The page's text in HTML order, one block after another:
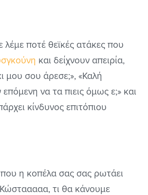
λέμε ποτέ θεϊκές ατάκες που
και δείχνουν απειρία,
μου σου άρεσε;», «Καλή
να τα πιεις όμως ε;» και
κίνδυνος επιτόπιου
η κοπέλα σας σας ρωτάει
τι θα κάνουμε